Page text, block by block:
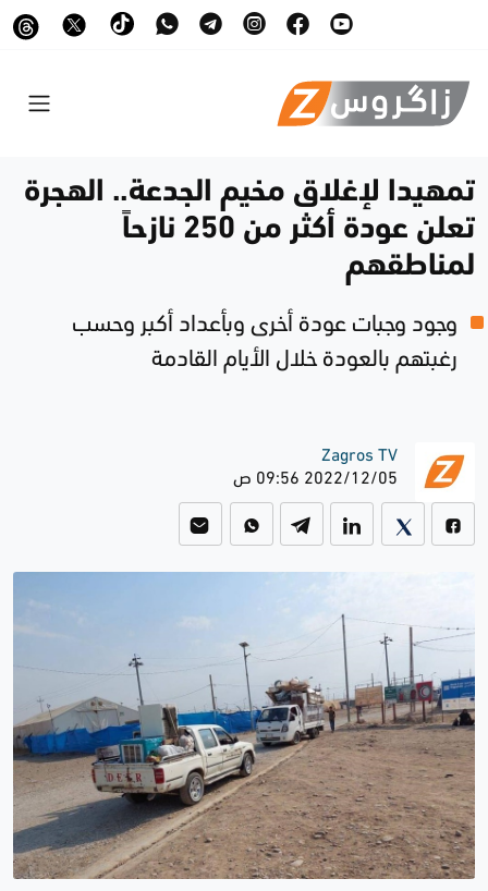
تمهيدا لإغلاق مخيم الجدعة.. الهجرة
تعلن عودة أكثر من 250 نازحاً
لمناطقهم
وجود وجبات عودة أخرى وبأعداد أكبر وحسب
رغبتهم بالعودة خلال الأيام القادمة
Zagros TV
2022/12/05 09:56 ص